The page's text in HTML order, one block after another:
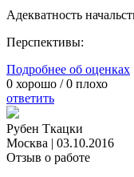
Адекватность
Перспективы:
Подробнее об оценках
0 хорошо /0 плохо
ответить
Рубен Ткацки
Москва | 03.10.2016
Отзыв о работе